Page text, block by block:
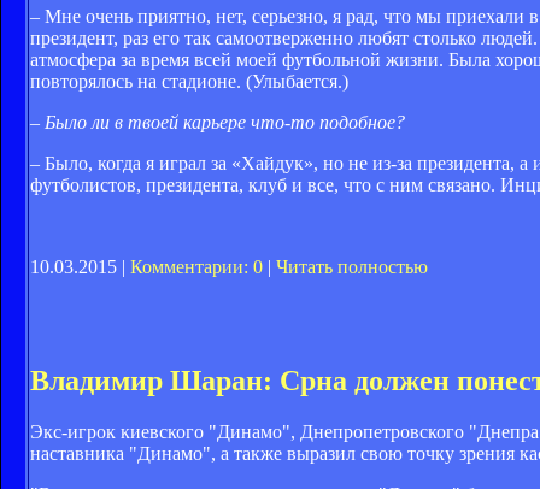
– Мне очень приятно, нет, серьезно, я рад, что мы
президент, раз его так самоотверженно любят столько
атмосфера за время всей моей футбольной жизни. Была
повторялось на стадионе. (Улыбается.)
– Было ли в твоей карьере что-то подобное?
– Было, когда я играл за «Хайдук», но не из-за президента,
футболистов, президента, клуб и все, что с ним связано.
10.03.2015 | Комментарии: 0 | Читать полностью
Владимир Шаран: Срна должен
Экс-игрок киевского "Динамо", Днепропетровского
наставника "Динамо", а также выразил свою точку зрения